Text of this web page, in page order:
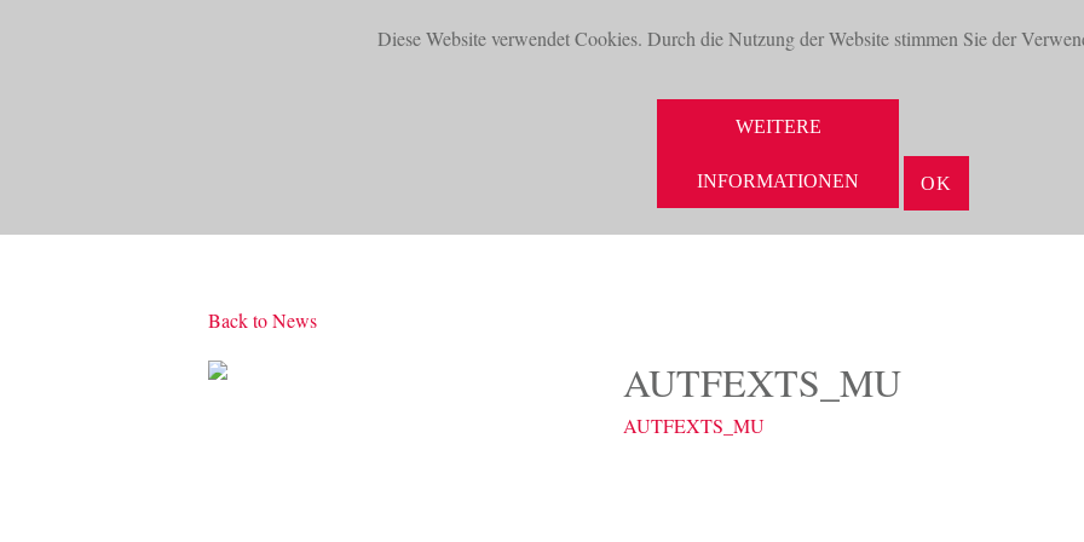
Diese Website verwendet Cookies. Durch die Nutzung der Website stimmen Sie der
WEITERE
INFORMATIONEN OK
Back to News
AUTFEXTS_MU
AUTFEXTS_MU